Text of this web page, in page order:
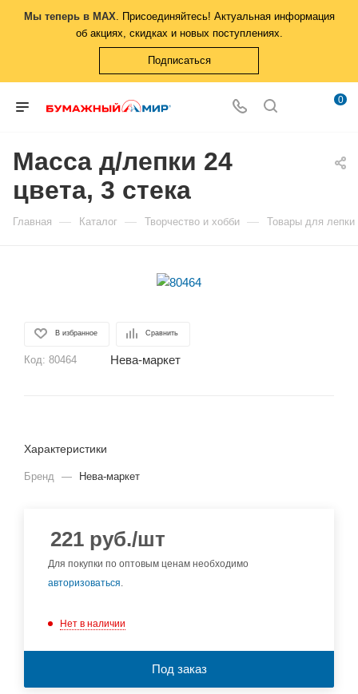
Мы теперь в MAX. Присоединяйтесь! Актуальная информация
об акциях, скидках и новых поступлениях.
Подписаться
0
Масса д/лепки 24
цвета, 3 стека
Главная — Каталог — Творчество и хобби — Товары для лепки
В избранное Сравнить
Код: 80464 Нева-маркет
Характеристики
Бренд — Нева-маркет
221 руб./шт
Для покупки по оптовым ценам необходимо
авторизоваться.
Нет в наличии
Под заказ